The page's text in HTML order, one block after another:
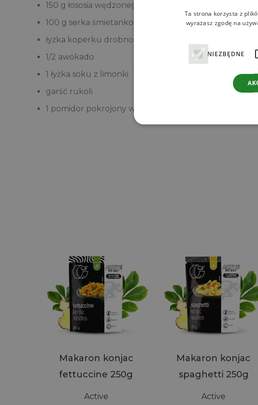
150 g łososia wędzonego w plastrach
100 g serka śmietankowego
łyżka koperku drobno pokrojonego
1/2 awokado
1 łyżka soku z limonki
garść rukoli
1 pomidor pokrojony w plastry
Makaron konjac
fettuccine 250g
Active
Makaron konjac
spaghetti 250g
Active
Ta strona korzysta z
wyrażasz zgodę na
NIEZBĘDNE